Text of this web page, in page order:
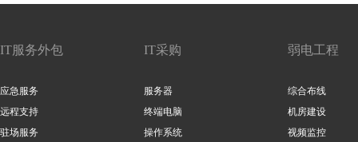
IT服务外包
应急服务
远程支持
驻场服务
IT采购
服务器
终端电脑
操作系统
弱电工程
综合布线
机房建设
视频监控